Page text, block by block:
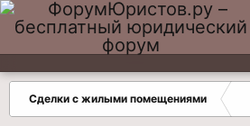
Сделки с жилыми помещениями